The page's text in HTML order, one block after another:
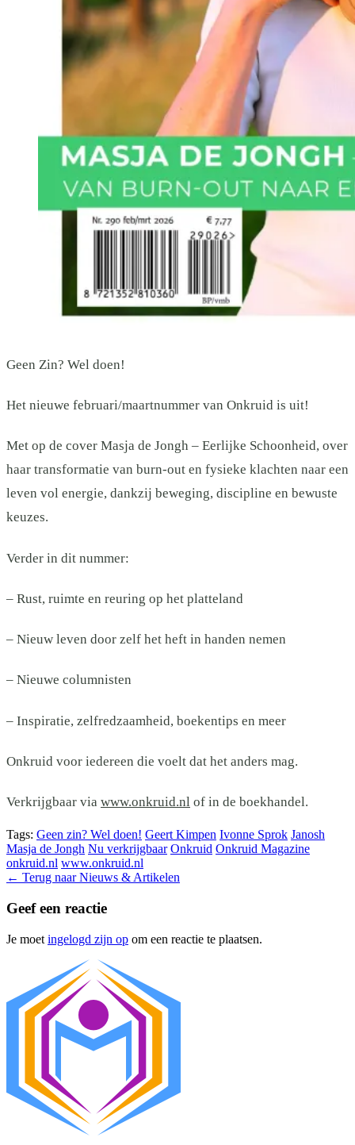
Geen Zin? Wel doen!
Het nieuwe februari/maartnummer van Onkruid is uit!
Met op de cover Masja de Jongh – Eerlijke Schoonheid, over
haar transformatie van burn-out en fysieke klachten naar een
leven vol energie, dankzij beweging, discipline en bewuste
keuzes.
Verder in dit nummer:
– Rust, ruimte en reuring op het platteland
– Nieuw leven door zelf het heft in handen nemen
– Nieuwe columnisten
– Inspiratie, zelfredzaamheid, boekentips en meer
Onkruid voor iedereen die voelt dat het anders mag.
Verkrijgbaar via www.onkruid.nl of in de boekhandel.
Tags: Geen zin? Wel doen! Geert Kimpen Ivonne Sprok Janosh
Masja de Jongh Nu verkrijgbaar Onkruid Onkruid Magazine
onkruid.nl www.onkruid.nl
← Terug naar Nieuws & Artikelen
Geef een reactie
Je moet ingelogd zijn op om een reactie te plaatsen.